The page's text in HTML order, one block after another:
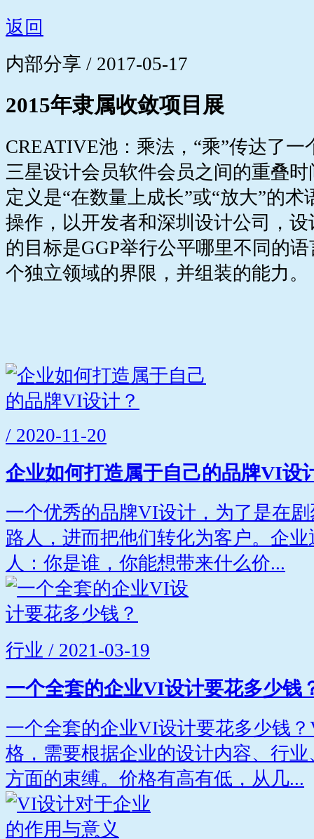
返回
内部分享 / 2017-05-17
2015年隶属收敛项目展
CREATIVE池：乘法，“乘”传达了
三星设计会员软件会员之间的重叠
定义是“在数量上成长”或“放大”的术
操作，以开发者和深圳设计公司，
的目标是GGP举行公平哪里不同的
个独立领域的界限，并组装的能力。
/ 2020-11-20
企业如何打造属于自己的品牌VI设
一个优秀的品牌VI设计，为了是在
路人，进而把他们转化为客户。企
人：你是谁，你能想带来什么价...
行业 / 2021-03-19
一个全套的企业VI设计要花多少钱
一个全套的企业VI设计要花多少钱
格，需要根据企业的设计内容、行
方面的束缚。价格有高有低，从几...